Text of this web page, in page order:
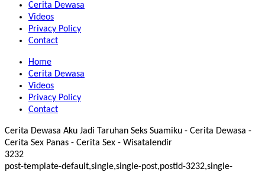
Cerita Dewasa
Videos
Privacy Policy
Contact
Home
Cerita Dewasa
Videos
Privacy Policy
Contact
Cerita Dewasa Aku Jadi Taruhan Seks Suamiku - Cerita Dewasa -
Cerita Sex Panas - Cerita Sex - Wisatalendir
3232
post-template-default,single,single-post,postid-3232,single-